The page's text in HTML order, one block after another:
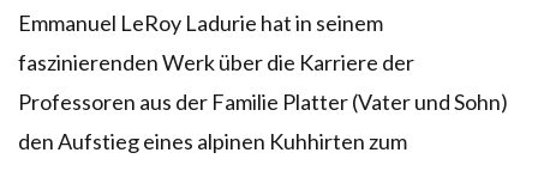
Emmanuel LeRoy Ladurie hat in seinem
faszinierenden Werk über die Karriere der
Professoren aus der Familie Platter (Vater und Sohn)
den Aufstieg eines alpinen Kuhhirten zum